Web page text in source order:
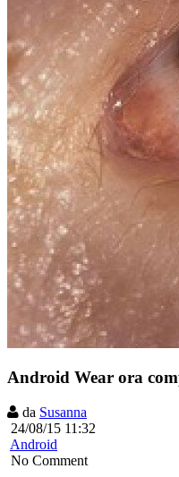
Android Wear ora
da Susanna
24/08/15 11:32
Android
No Comment